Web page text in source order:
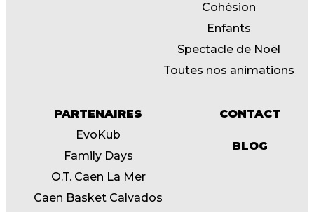
Cohésion
Enfants
Spectacle de Noël
Toutes nos animations
PARTENAIRES
EvoKub
Family Days
O.T. Caen La Mer
Caen Basket Calvados
CONTACT
BLOG